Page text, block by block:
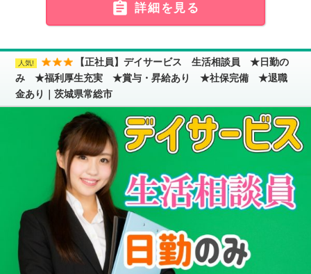
 詳細を見る
【正社員】デイサービス 生活相談員 ★日勤の
み ★福利厚生充実 ★賞与・昇給あり ★社保完備 ★退職
金あり｜茨城県常総市